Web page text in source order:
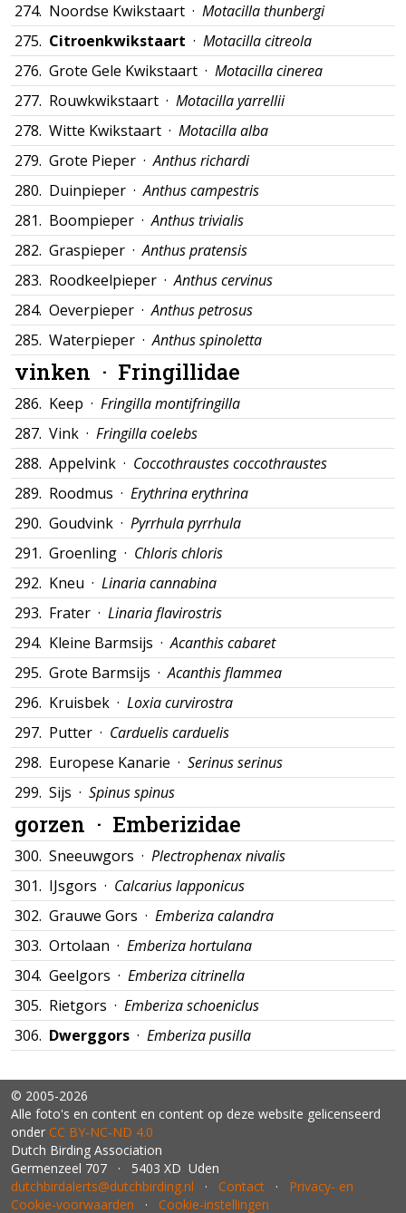
274. Noordse Kwikstaart · Motacilla thunbergi
275. Citroenkwikstaart · Motacilla citreola
276. Grote Gele Kwikstaart · Motacilla cinerea
277. Rouwkwikstaart · Motacilla yarrellii
278. Witte Kwikstaart · Motacilla alba
279. Grote Pieper ·Anthus richardi
280. Duinpieper ·Anthus campestris
281. Boompieper ·Anthus trivialis
282. Graspieper ·Anthus pratensis
283. Roodkeelpieper ·Anthus cervinus
284. Oeverpieper ·Anthus petrosus
285. Waterpieper ·Anthus spinoletta
vinken · Fringillidae
286. Keep · Fringilla montifringilla
287. Vink · Fringilla coelebs
288. Appelvink · Coccothraustes coccothraustes
289. Roodmus · Erythrina erythrina
290. Goudvink · Pyrrhula pyrrhula
291. Groenling · Chloris chloris
292. Kneu · Linaria cannabina
293. Frater · Linaria flavirostris
294. Kleine Barmsijs ·Acanthis cabaret
295. Grote Barmsijs ·Acanthis flammea
296. Kruisbek · Loxia curvirostra
297. Putter · Carduelis carduelis
298. Europese Kanarie · Serinus serinus
299. Sijs · Spinus spinus
gorzen · Emberizidae
300. Sneeuwgors · Plectrophenax nivalis
301. IJsgors · Calcarius lapponicus
302. Grauwe Gors · Emberiza calandra
303. Ortolaan · Emberiza hortulana
304. Geelgors · Emberiza citrinella
305. Rietgors · Emberiza schoeniclus
306. Dwerggors · Emberiza pusilla
© 2005-2026
Alle foto's en content en content op deze website gelicenseerd
onder CC BY‑NC‑ND 4.0
Dutch Birding Association
Germenzeel 707 · 5403 XD Uden
dutchbirdalerts@dutchbirding.nl · Contact · Privacy- en
Cookie-voorwaarden · Cookie-instellingen